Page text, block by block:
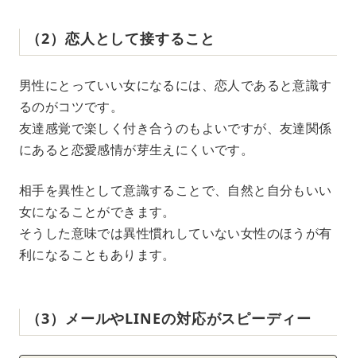
（2）恋人として接すること
男性にとっていい女になるには、恋人であると意識す
るのがコツです。
友達感覚で楽しく付き合うのもよいですが、友達関係
にあると恋愛感情が芽生えにくいです。
相手を異性として意識することで、自然と自分もいい
女になることができます。
そうした意味では異性慣れしていない女性のほうが有
利になることもあります。
（3）メールやLINEの対応がスピーディー